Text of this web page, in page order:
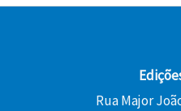
Rua Major